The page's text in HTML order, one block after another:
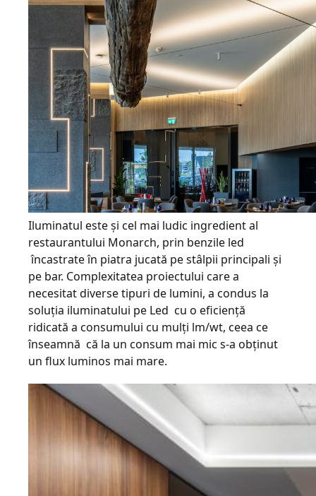
Iluminatul este și cel mai ludic ingredient al
restaurantului Monarch, prin benzile led
încastrate în piatra jucată pe stâlpii principali și
pe bar. Complexitatea proiectului care a
necesitat diverse tipuri de lumini, a condus la
soluția iluminatului pe Led cu o eficiență
ridicată a consumului cu mulți lm/wt, ceea ce
înseamnă că la un consum mai mic s-a obținut
un flux luminos mai mare.